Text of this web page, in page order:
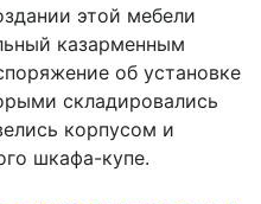
этой мебели
казарменным
об установке
складировались
корпусом и
шкафа-купе.